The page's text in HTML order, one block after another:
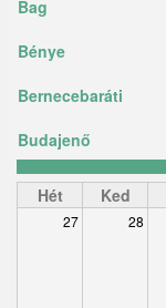
Bag
Bénye
Bernecebaráti
Budajenő
Ceglédbercel
Csemő
Hét Ked
27 28